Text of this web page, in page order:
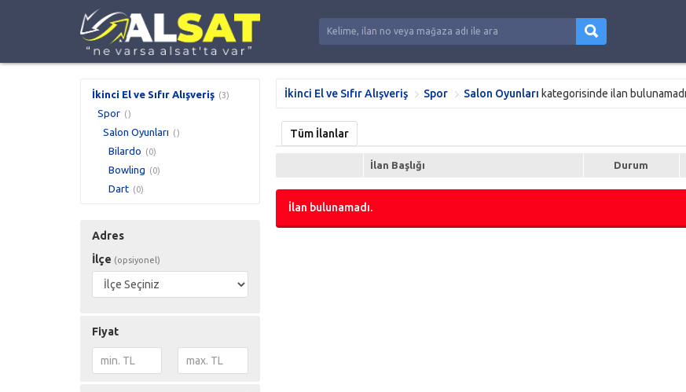
İkinci El ve Sıfır Alışveriş (3)
Spor ()
Salon Oyunları ()
Bilardo (0)
Bowling (0)
Dart (0)
Adres
İlçe (opsiyonel)
Fiyat
İkinci El ve Sıfır Alışveriş Spor Salon Oyunları kategorisinde ilan
Tüm İlanlar
İlan Başlığı Durum
İlan bulunamadı.